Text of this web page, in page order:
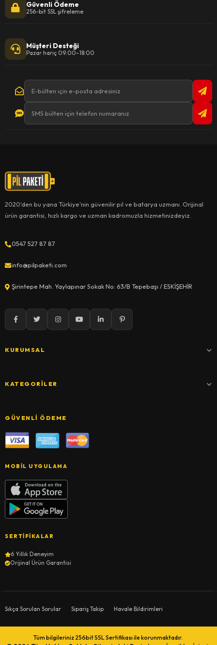
Güvenli Ödeme
256-bit SSL şifreleme
Müşteri Desteği
Pazar hariç 09:00–18:00
2020'den bu yana Türkiye'nin güvenilir pil ve batarya uzmanı. Orijinal
ürün garantisi, hızlı kargo ve uzman kadromuzla hizmetinizdeyiz.
0547 527 87 87
info@pilpaketi.com
Şirintepe Mah. Yaylapınar Sokak No: 63/B Tepebaşı / ESKİŞEHİR
KURUMSAL
KATEGORILER
GÜVENLI ÖDEME
MOBIL UYGULAMA
SERTIFIKALAR
6 Yıllık Deneyim
Orijinal Ürün Garantisi
Sıkça Sorulan Sorular Sipariş Takip Havale Bildirimleri
Tüm bilgileriniz 256bit SSL Sertifikası ile korunmaktadır.